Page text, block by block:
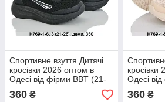
Спортивне взуття Дитячі
кросівки 2026 оптом в
Одесі від фірми BBT (21-
26)
360 ₴
кросівки
Одесі
26)
360₴